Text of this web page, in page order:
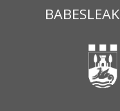
BABESLEAK